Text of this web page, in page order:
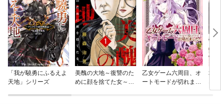
「我が驍勇にふるえよ
天地」シリーズ
美醜の大地～復讐のた
めに顔を捨てた女～
乙女ゲーム六周目、オ
ートモードが切れまし
地
な
ク）